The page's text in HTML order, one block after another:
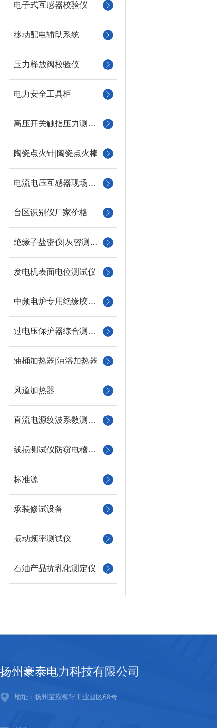
电子式互感器校验仪
移动配电辅助系统
压力释放阀校验仪
电力安全工具柜
高压开关触指压力测试仪
陶瓷点火针|陶瓷点火棒
电流电压互感器现场校验仪
台区识别仪厂家价格
绝缘子盐密仪|灰密测试仪
发电机表面电位测试仪
中频电炉专用绝缘胶木柱
过电压保护器综合测试仪
油桶加热器|油浴加热器
风道加热器
直流电源纹波系数测试仪
线损测试仪防窃电稽查仪
标准源
承装修试设备
振动频率测试仪
石油产品抗乳化测定仪
扬州豪泰电力科技有限公司
地址：扬州宝应柳堡工业园区68号